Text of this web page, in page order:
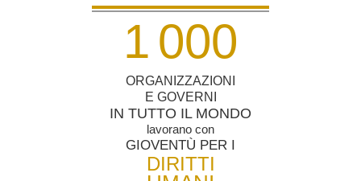
1 000
ORGANIZZAZIONI
E GOVERNI
IN TUTTO IL MONDO
lavorano con
GIOVENTÙ PER I
DIRITTI